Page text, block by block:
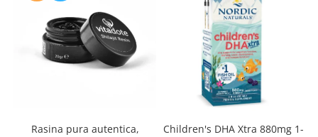
Rasina pura autentica,
Children's DHA Xtra 880mg 1-